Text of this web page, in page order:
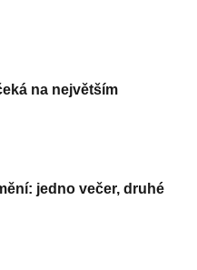
na největším
jedno večer, druhé